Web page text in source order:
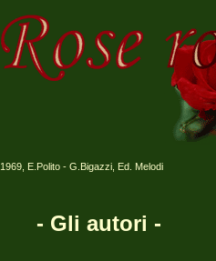
1969, E.Polito - G.Bigazzi, Ed. Melodi
- Gli autori -